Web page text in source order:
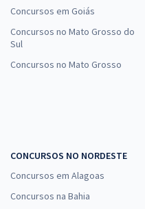
Concursos em Goiás
Concursos no Mato Grosso do
Sul
Concursos no Mato Grosso
CONCURSOS NO NORDESTE
Concursos em Alagoas
Concursos na Bahia